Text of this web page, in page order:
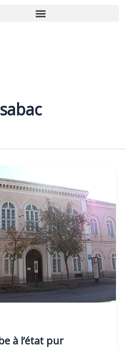
à l’état pur